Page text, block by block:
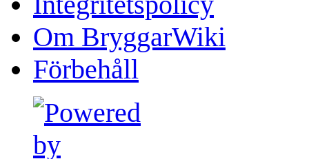
Om BryggarWiki
Förbehåll